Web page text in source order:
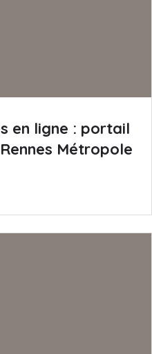
en ligne : portail
Métropole